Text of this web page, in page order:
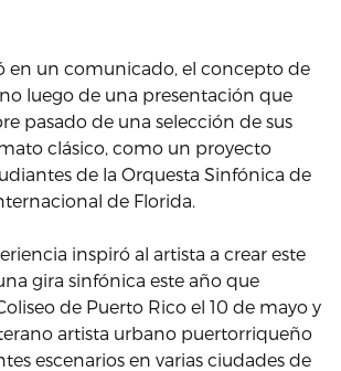
en un comunicado, el concepto de
luego de una presentación que
pasado de una selección de sus
clásico, como un proyecto
de la Orquesta Sinfónica de
de Florida.
inspiró al artista a crear este
gira sinfónica este año que
de Puerto Rico el 10 de mayo y
artista urbano puertorriqueño
escenarios en varias ciudades de